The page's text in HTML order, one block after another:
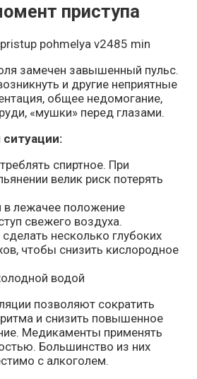
приступа
замечен завышенный пульс.
и другие неприятные
общее недомогание,
«мушки» перед глазами.
ситуации:
спиртное. При
велик риск потерять
в лежачее положение
свежего воздуха.
несколько глубоких
чтобы снизить кислородное
водой
позволяют сократить
и снизить повышенное
Медикаменты применять
Большинство из них
с алкоголем.